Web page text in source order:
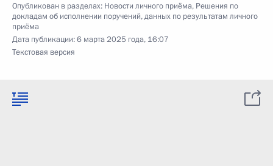
Опубликован в разделах: Новости личного приёма, Решения по
докладам об исполнении поручений, данных по результатам личного
приёма
Дата публикации:6 марта 2025 года, 16:07
Текстовая версия